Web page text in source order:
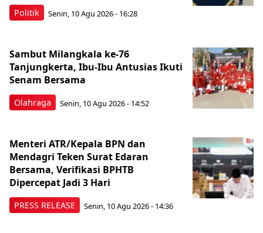
Politik Senin, 10 Agu 2026 - 16:28
Olahraga
Sambut Milangkala ke-76
Tanjungkerta, Ibu-Ibu Antusias Ikuti
Senam Bersama
Senin, 10 Agu 2026 - 14:52
PRESS RELEASE
Menteri ATR/Kepala BPN dan
Mendagri Teken Surat Edaran
Bersama, Verifikasi BPHTB
Dipercepat Jadi 3 Hari
Senin, 10 Agu 2026 - 14:36